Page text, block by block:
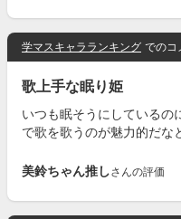
学マスキャラランキング でのコ
歌上手な眠り姫
いつも眠そうにしているの
で歌を歌うのが魅力的だな
美鈴ちゃん推しさんの評価